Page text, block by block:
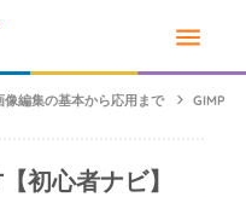
編集の基本から応用まで GIMP
初心者ナビ】